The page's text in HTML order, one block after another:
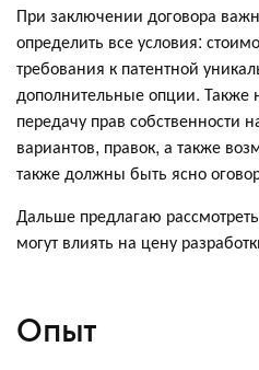
При заключении договора
определить все условия:
требования к патентной
дополнительные опции. Также
передачу прав собственности
вариантов, правок, а также
также должны быть ясно
Дальше предлагаю
могут влиять на цену
Опыт